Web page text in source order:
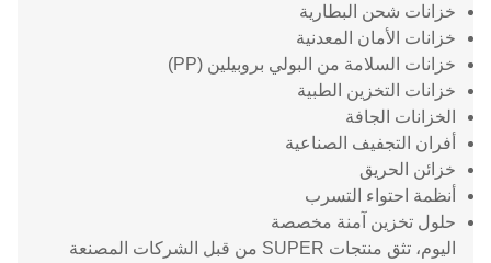
خزانات شحن البطارية
خزانات الأمان المعدنية
خزانات السلامة من البولي بروبيلين (PP)
خزانات التخزين الطبية
الخزانات الجافة
أفران التجفيف الصناعية
خزائن الحريق
أنظمة احتواء التسرب
حلول تخزين آمنة مخصصة
اليوم، تثق منتجات SUPER من قبل الشركات المصنعة